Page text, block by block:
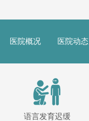
医院概况 医院动态
语言发育迟缓